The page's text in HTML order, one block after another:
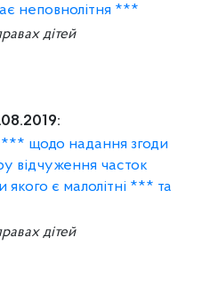
неповнолітня ***
дітей
*** щодо надання згоди
відчуження часток
якого є малолітні *** та
дітей